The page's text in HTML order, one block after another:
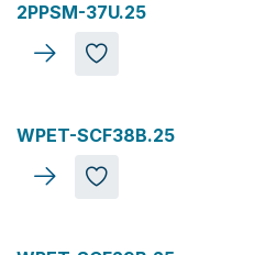
2PPSM-37U.25
WPET-SCF38B.25